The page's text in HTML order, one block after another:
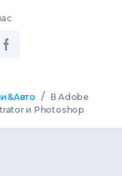
/
В Adobe
и Photoshop